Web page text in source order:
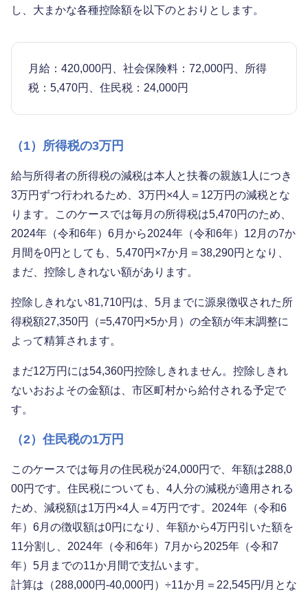
し、大まかな各種控除額を以下のとおりとします。
月給：420,000円、社会保険料：72,000円、所得
税：5,470円、住民税：24,000円
（1）所得税の3万円
給与所得者の所得税の減税は本人と扶養の親族1人につき
3万円ずつ行われるため、3万円×4人＝12万円の減税とな
ります。このケースでは毎月の所得税は5,470円のため、
2024年（令和6年）6月から2024年（令和6年）12月の7か
月間を0円としても、5,470円×7か月＝38,290円となり、
まだ、控除しきれない額があります。
控除しきれない81,710円は、5月までに源泉徴収された所
得税額27,350円（=5,470円×5か月）の全額が年末調整に
よって精算されます。
まだ12万円には54,360円控除しきれません。控除しきれ
ないおおよその金額は、市区町村から給付される予定で
す。
（2）住民税の1万円
このケースでは毎月の住民税が24,000円で、年額は288,0
00円です。住民税についても、4人分の減税が適用される
ため、減税額は1万円×4人＝4万円です。2024年（令和6
年）6月の徴収額は0円になり、年額から4万円引いた額を
11分割し、2024年（令和6年）7月から2025年（令和7
年）5月までの11か月間で支払います。
計算は（288,000円-40,000円）÷11か月＝22,545円/月とな